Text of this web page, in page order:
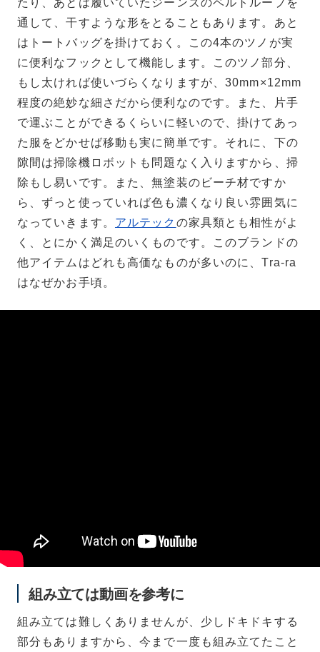
たり、あとは履いていたジーンズのベルトループを
通して、干すような形をとることもあります。あと
はトートバッグを掛けておく。この4本のツノが実
に便利なフックとして機能します。このツノ部分、
もし太ければ使いづらくなりますが、30mm×12mm
程度の絶妙な細さだから便利なのです。また、片手
で運ぶことができるくらいに軽いので、掛けてあっ
た服をどかせば移動も実に簡単です。それに、下の
隙間は掃除機ロボットも問題なく入りますから、掃
除もし易いです。また、無塗装のビーチ材ですか
ら、ずっと使っていれば色も濃くなり良い雰囲気に
なっていきます。 アルテック の家具類とも相性がよ
く、とにかく満足のいくものです。このブランドの
他アイテムはどれも高価なものが多いのに、Tra-ra
はなぜかお手頃。
組み立ては動画を参考に
組み立ては難しくありませんが、少しドキドキする
部分もありますから、今まで一度も組み立てたこと